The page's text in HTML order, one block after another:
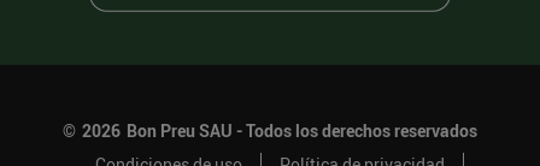
© 2026 Bon Preu SAU - Todos los derechos reservados